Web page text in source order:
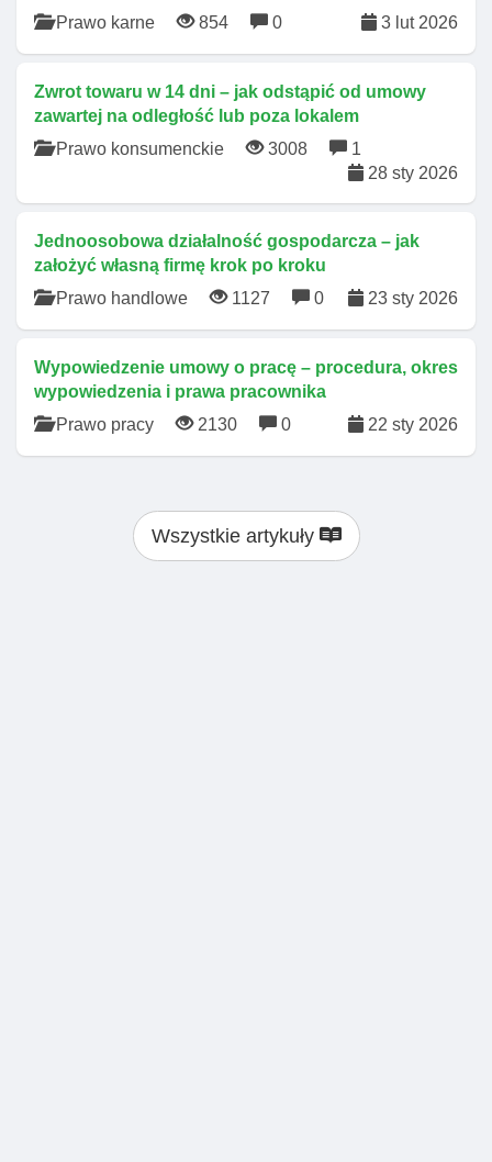
Prawo karne
854 0 3 lut 2026
Zwrot towaru w 14 dni – jak odstąpić od umowy
zawartej na odległość lub poza lokalem
Prawo konsumenckie
3008
1
28 sty 2026
Jednoosobowa działalność gospodarcza – jak
założyć własną firmę krok po kroku
Prawo handlowe
1127 0 23 sty 2026
Wypowiedzenie umowy o pracę – procedura, okres
wypowiedzenia i prawa pracownika
Prawo pracy
2130 0 22 sty 2026
Wszystkie artykuły